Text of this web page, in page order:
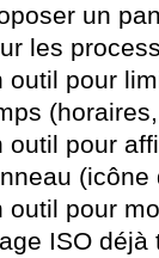
un
les
outil pour
outil pour
(icône
outil pour
ISO déjà